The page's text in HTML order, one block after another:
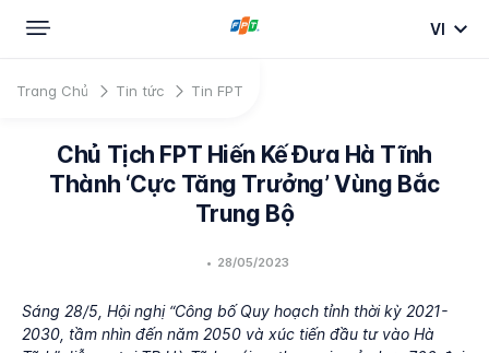
VI
Trang Chủ Tin tức Tin FPT
Chủ Tịch FPT Hiến Kế Đưa Hà Tĩnh
Thành ‘cực Tăng Trưởng’ Vùng Bắc
Trung Bộ
• 28/05/2023
Sáng 28/5, Hội nghị “Công bố Quy hoạch tỉnh thời kỳ 2021-
2030, tầm nhìn đến năm 2050 và xúc tiến đầu tư vào Hà